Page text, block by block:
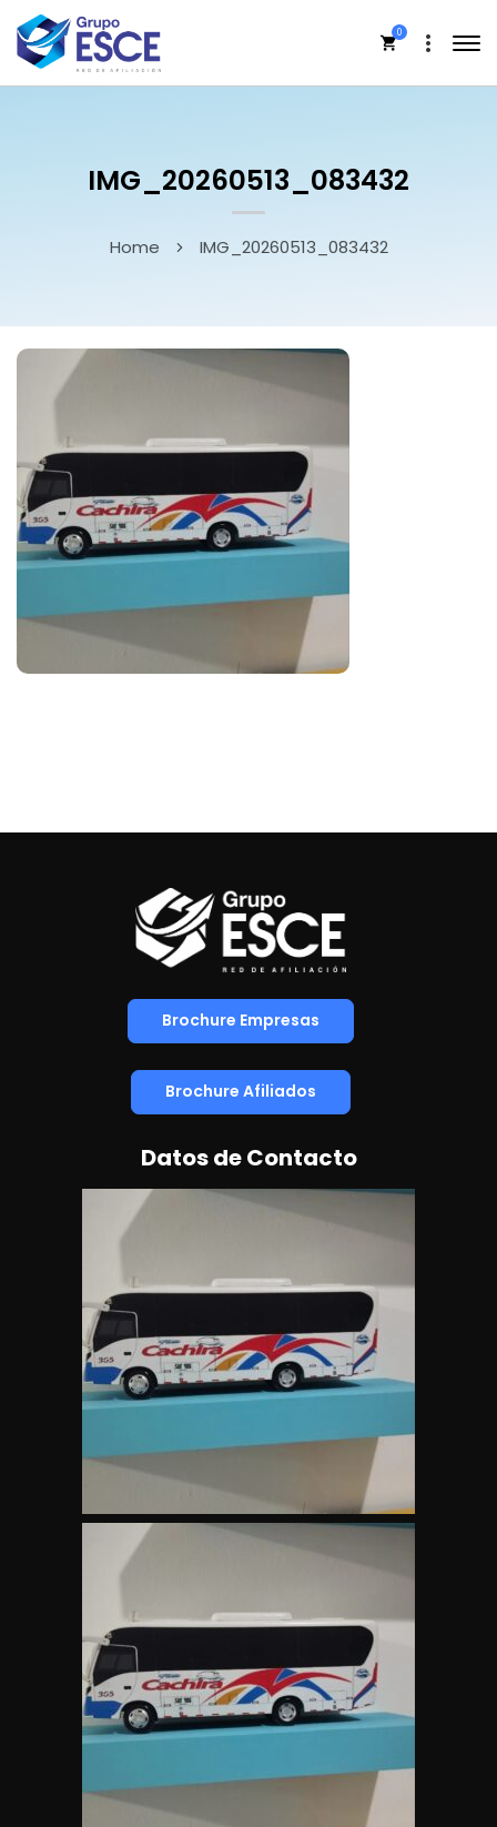
0
IMG_20260513_083432
Home IMG_20260513_083432
Brochure Empresas
Brochure Afiliados
Datos de Contacto